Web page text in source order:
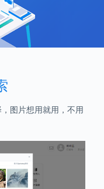
图片想用就用，不用